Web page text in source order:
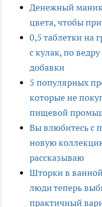
Денежный
цвета, чтобы
0,5 таблетки на
с кулак, по
добавки
5 популярных
которые не
пищевой
Вы влюбитесь с
новую
рассказываю
Шторки в
люди теперь
практичный